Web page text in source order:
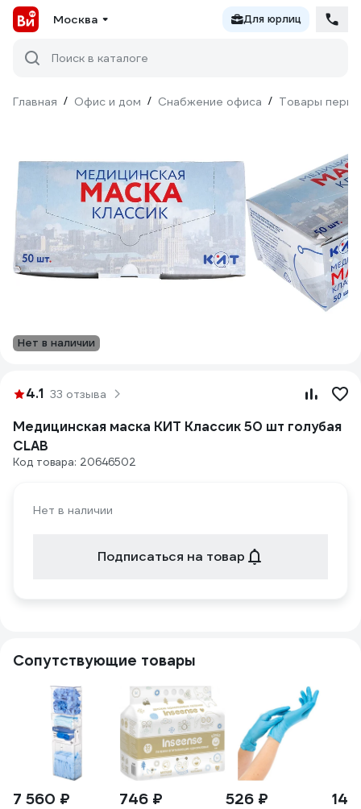
Москва Для юрлиц
Поиск в каталоге
Главная / Офис и дом / Снабжение офиса / Товары
Нет в наличии
4.1 33 отзыва
Медицинская маска КИТ Классик 50 шт голубая
CLAB
Код товара: 20646502
Нет в наличии
Подписаться на товар
Сопутствующие товары
7 560 ₽ 746 ₽ 526 ₽ 14